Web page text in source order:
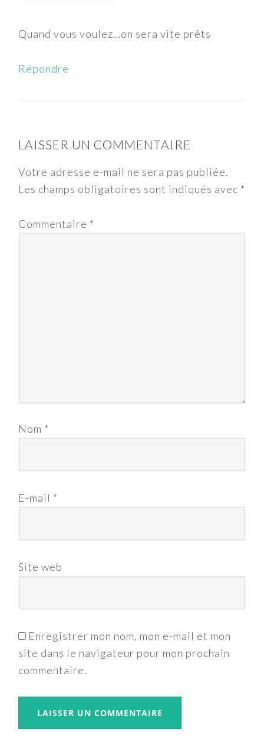
Quand vous voulez…on sera vite prêts
Répondre
LAISSER UN COMMENTAIRE
Votre adresse e-mail ne sera pas publiée.
Les champs obligatoires sont indiqués avec *
Commentaire *
Nom *
E-mail *
Site web
Enregistrer mon nom, mon e-mail et mon
site dans le navigateur pour mon prochain
commentaire.